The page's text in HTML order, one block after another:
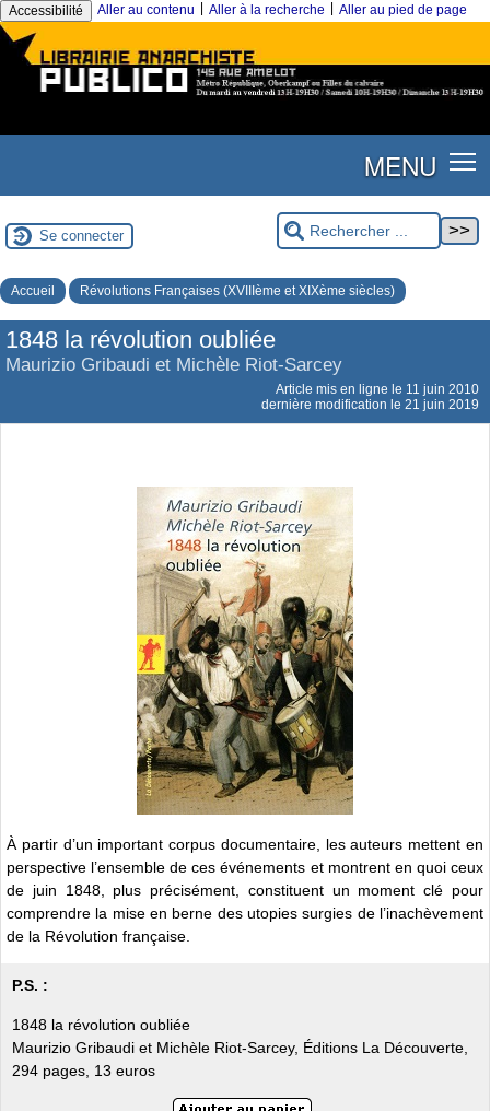
Accessibilité Aller au contenu Aller à la recherche Aller au pied de page
MENU
Se connecter
Accueil Révolutions Françaises (XVIIIème et XIXème siècles)
1848 la révolution oubliée
Maurizio Gribaudi et Michèle Riot-Sarcey
Article mis en ligne le 11 juin 2010
dernière modification le 21 juin 2019
À partir d’un important corpus documentaire, les auteurs mettent en
perspective l’ensemble de ces événements et montrent en quoi ceux
de juin 1848, plus précisément, constituent un moment clé pour
comprendre la mise en berne des utopies surgies de l’inachèvement
de la Révolution française.
P.S. :
1848 la révolution oubliée
Maurizio Gribaudi et Michèle Riot-Sarcey, Éditions La Découverte,
294 pages, 13 euros